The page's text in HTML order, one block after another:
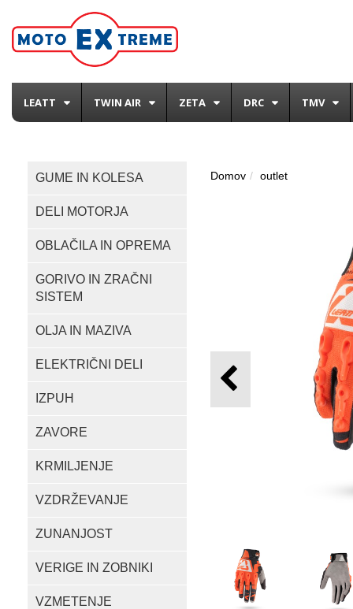
LEATT TWIN AIR ZETA DRC TMV
GUME IN KOLESA
DELI MOTORJA
OBLAČILA IN OPREMA
GORIVO IN ZRAČNI
SISTEM
OLJA IN MAZIVA
ELEKTRIČNI DELI
IZPUH
ZAVORE
KRMILJENJE
VZDRŽEVANJE
ZUNANJOST
VERIGE IN ZOBNIKI
VZMETENJE
Domov outlet